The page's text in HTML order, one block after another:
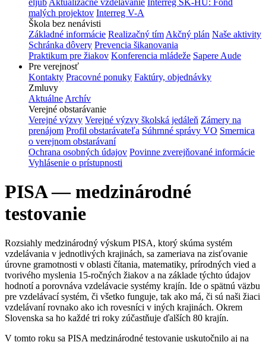
eljub Aktualizačné vzdelávanie Interreg SK-HU: Fond
malých projektov Interreg V-A
Škola bez nenávisti
Základné informácie Realizačný tím Akčný plán Naše aktivity
Schránka dôvery Prevencia šikanovania
Praktikum pre žiakov Konferencia mládeže Sapere Aude
Pre verejnosť
Kontakty Pracovné ponuky Faktúry, objednávky
Zmluvy
Aktuálne Archív
Verejné obstarávanie
Verejné výzvy Verejné výzvy školská jedáleň Zámery na
prenájom Profil obstarávateľa Súhrnné správy VO Smernica
o verejnom obstarávaní
Ochrana osobných údajov Povinne zverejňované informácie
Vyhlásenie o prístupnosti
PISA — medzinárodné
testovanie
Rozsiahly medzinárodný výskum PISA, ktorý skúma systém
vzdelávania v jednotlivých krajinách, sa zameriava na zisťovanie
úrovne gramotnosti v oblasti čítania, matematiky, prírodných vied a
tvorivého myslenia 15-ročných žiakov a na základe týchto údajov
hodnotí a porovnáva vzdelávacie systémy krajín. Ide o spätnú väzbu
pre vzdelávací systém, či všetko funguje, tak ako má, či sú naši žiaci
vzdelávaní rovnako ako ich rovesníci v iných krajinách. Okrem
Slovenska sa ho každé tri roky zúčastňuje ďalších 80 krajín.
V tomto roku sa PISA medzinárodné testovanie uskutočnilo aj na